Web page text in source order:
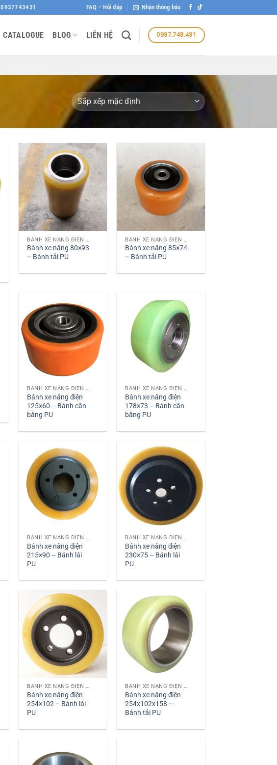
0937743431 FAQ – Hỏi đáp Nhận thông báo
CATALOGUE BLOG LIÊN HỆ 0937.743.431
Bánh xe nâng 80×93
– Bánh tải PU
Bánh xe nâng 85×74
– Bánh tải PU
BÁNH XE NÂNG ĐIỆN PU
Bánh xe nâng điện
125×60 – Bánh cân
bằng PU
BÁNH XE NÂNG ĐIỆN PU
Bánh xe nâng điện
178×73 – Bánh cân
bằng PU
BÁNH XE NÂNG ĐIỆN PU
Bánh xe nâng điện
215×90 – Bánh lái
PU
BÁNH XE NÂNG ĐIỆN PU
Bánh xe nâng điện
230×75 – Bánh lái
PU
BÁNH XE NÂNG ĐIỆN PU
Bánh xe nâng điện
254×102 – Bánh lái
PU
BÁNH XE NÂNG ĐIỆN PU
Bánh xe nâng điện
254x102x158 –
Bánh tải PU